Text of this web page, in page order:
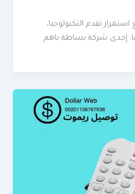
تقدم التكنولوجيا،
إحدى شركة بساطة باهم